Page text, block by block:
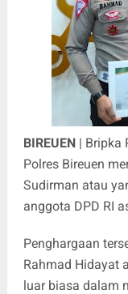
BIREUEN| Bripka
Polres Bireuen
Sudirman atau
anggota DPD RI
Penghargaan
Rahmad Hidayat
luar biasa dalam